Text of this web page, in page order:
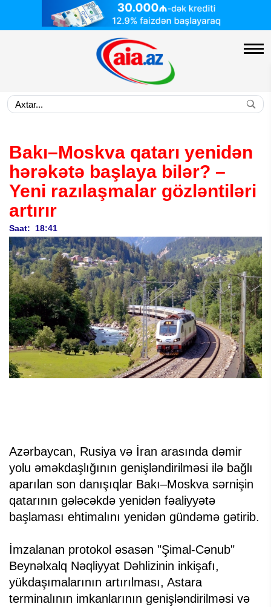
Bakı–Moskva qatarı yenidən
hərəkətə başlaya bilər? –
Yeni razılaşmalar gözləntiləri
artırır
Saat: 18:41
Azərbaycan, Rusiya və İran arasında dəmir
yolu əməkdaşlığının genişləndirilməsi ilə bağlı
aparılan son danışıqlar Bakı–Moskva sərnişin
qatarının gələcəkdə yenidən fəaliyyətə
başlaması ehtimalını yenidən gündəmə gətirib.
İmzalanan protokol əsasən "Şimal-Cənub"
Beynəlxalq Nəqliyyat Dəhlizinin inkişafı,
yükdaşımalarının artırılması, Astara
terminalının imkanlarının genişləndirilməsi və